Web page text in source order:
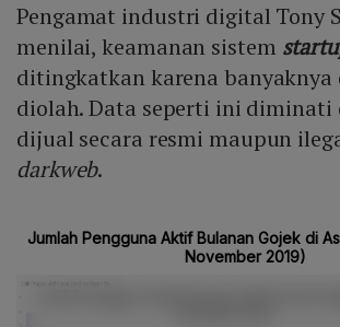
Pengamat industri digital Tony
menilai, keamanan sistem
ditingkatkan karena banyaknya
diolah. Data seperti ini diminati
dijual secara resmi maupun
darkweb.